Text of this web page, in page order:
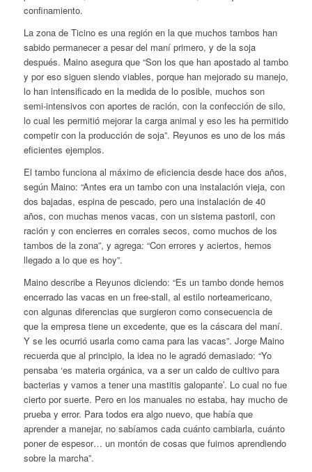
confinamiento.
La zona de Ticino es una región en la que muchos tambos han
sabido permanecer a pesar del maní primero, y de la soja
después. Maino asegura que “Son los que han apostado al tambo
y por eso siguen siendo viables, porque han mejorado su manejo,
lo han intensificado en la medida de lo posible, muchos son
semi-intensivos con aportes de ración, con la confección de silo,
lo cual les permitió mejorar la carga animal y eso les ha permitido
competir con la producción de soja”. Reyunos es uno de los más
eficientes ejemplos.
El tambo funciona al máximo de eficiencia desde hace dos años,
según Maino: “Antes era un tambo con una instalación vieja, con
dos bajadas, espina de pescado, pero una instalación de 40
años, con muchas menos vacas, con un sistema pastoril, con
ración y con encierres en corrales secos, como muchos de los
tambos de la zona”, y agrega: “Con errores y aciertos, hemos
llegado a lo que es hoy”.
Maino describe a Reyunos diciendo: “Es un tambo donde hemos
encerrado las vacas en un free-stall, al estilo norteamericano,
con algunas diferencias que surgieron como consecuencia de
que la empresa tiene un excedente, que es la cáscara del maní.
Y se les ocurrió usarla como cama para las vacas”. Jorge Maino
recuerda que al principio, la idea no le agradó demasiado: “Yo
pensaba ‘es materia orgánica, va a ser un caldo de cultivo para
bacterias y vamos a tener una mastitis galopante’. Lo cual no fue
cierto por suerte. Pero en los manuales no estaba, hay mucho de
prueba y error. Para todos era algo nuevo, que había que
aprender a manejar, no sabíamos cada cuánto cambiarla, cuánto
poner de espesor… un montón de cosas que fuimos aprendiendo
sobre la marcha”.